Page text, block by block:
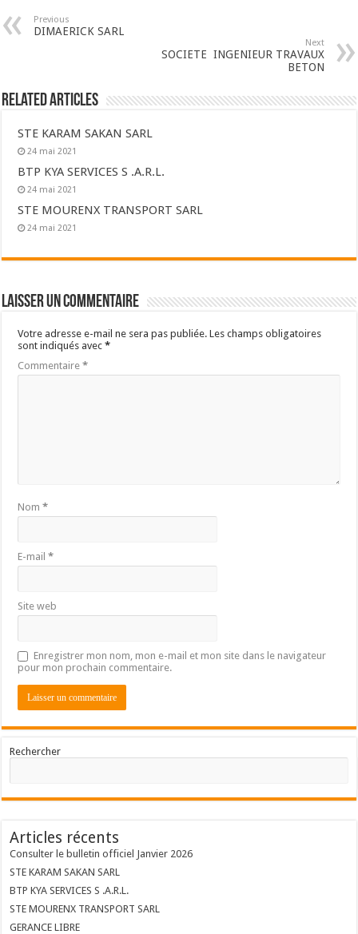
Previous
DIMAERICK SARL
Next
SOCIETE INGENIEUR TRAVAUX
BETON
Related Articles
STE KARAM SAKAN SARL
24 mai 2021
BTP KYA SERVICES S .A.R.L.
24 mai 2021
STE MOURENX TRANSPORT SARL
24 mai 2021
Laisser un commentaire
Votre adresse e-mail ne sera pas publiée. Les champs obligatoires
sont indiqués avec*
Commentaire*
Nom*
E-mail*
Site web
Enregistrer mon nom, mon e-mail et mon site dans le navigateur
pour mon prochain commentaire.
Rechercher
Articles récents
Consulter le bulletin officiel Janvier 2026
STE KARAM SAKAN SARL
BTP KYA SERVICES S .A.R.L.
STE MOURENX TRANSPORT SARL
GERANCE LIBRE